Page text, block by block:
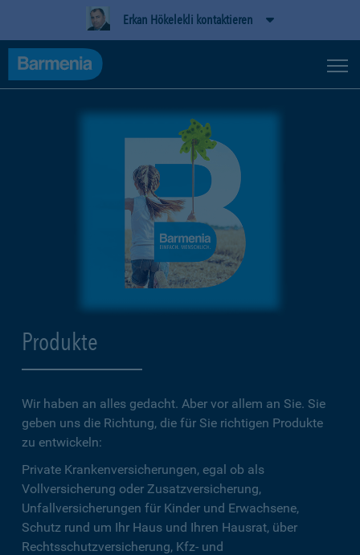
Erkan Hökelekli kontaktieren
Produkte
Wir haben an alles gedacht. Aber vor allem an Sie. Sie
geben uns die Richtung, die für Sie richtigen Produkte
zu entwickeln:
Private Krankenversicherungen, egal ob als
Vollversicherung oder Zusatzversicherung,
Unfallversicherungen für Kinder und Erwachsene,
Schutz rund um Ihr Haus und Ihren Hausrat, über
Rechtsschutzversicherung, Kfz- und